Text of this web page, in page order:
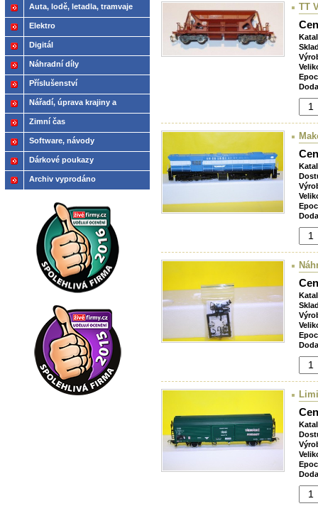
TT
Auta, lodě, letadla, tramvaje
Elektro
Digitál
Náhradní díly
Příslušenství
Nářadí, úprava krajiny a
modelů
Zimní čas
Software, návody
Dárkové poukazy
Archiv vyprodáno